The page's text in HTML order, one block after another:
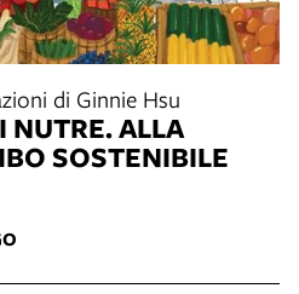
di Ginnie Hsu
NUTRE. ALLA
SOSTENIBILE